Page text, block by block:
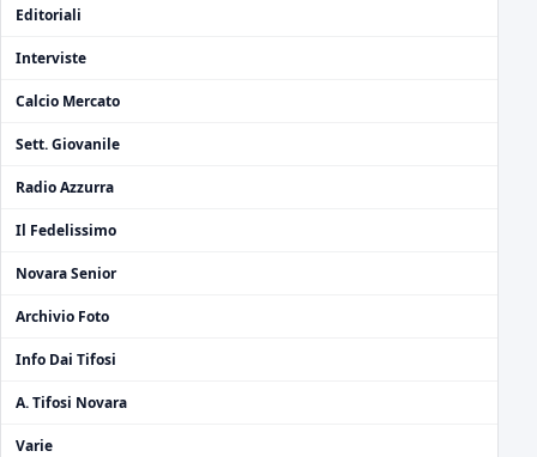
Editoriali
Interviste
Calcio Mercato
Sett. Giovanile
Radio Azzurra
Il Fedelissimo
Novara Senior
Archivio Foto
Info Dai Tifosi
A. Tifosi Novara
Varie